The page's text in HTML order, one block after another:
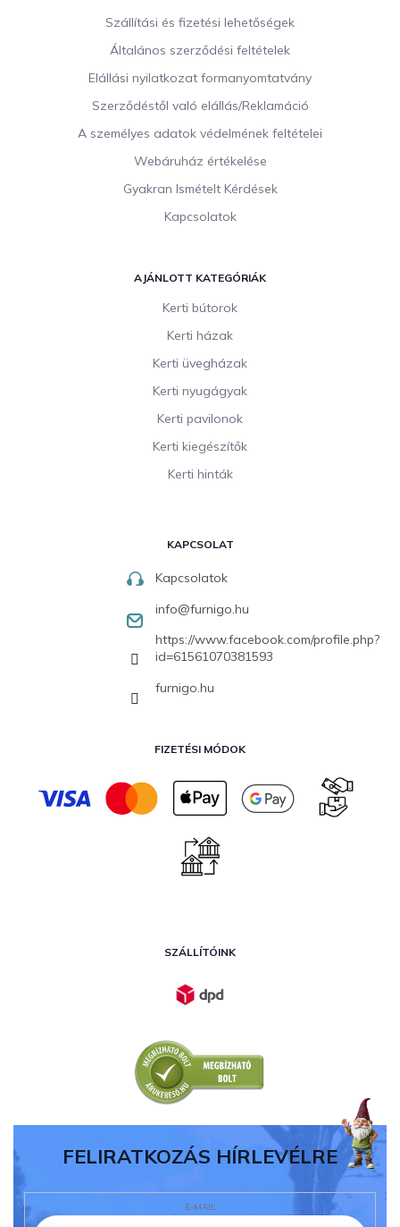
Szállítási és fizetési lehetőségek
Általános szerződési feltételek
Elállási nyilatkozat formanyomtatvány
Szerződéstől való elállás/Reklamáció
A személyes adatok védelmének feltételei
Webáruház értékelése
Gyakran Ismételt Kérdések
Kapcsolatok
AJÁNLOTT KATEGÓRIÁK
Kerti bútorok
Kerti házak
Kerti üvegházak
Kerti nyugágyak
Kerti pavilonok
Kerti kiegészítők
Kerti hinták
KAPCSOLAT
Kapcsolatok
info@furnigo.hu
https://www.facebook.com/profile.php?
id=61561070381593
furnigo.hu
FIZETÉSI MÓDOK
SZÁLLÍTÓINK
FELIRATKOZÁS HÍRLEVÉLRE
E-MAIL